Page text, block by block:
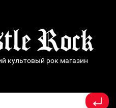
культовый рок магазин